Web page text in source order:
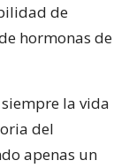
de
hormonas de
la vida
del
apenas un